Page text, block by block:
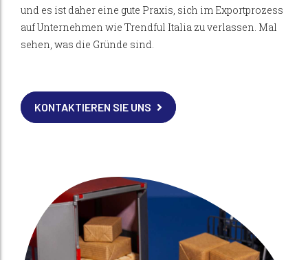
und es ist daher eine gute Praxis, sich im Exportprozess
auf Unternehmen wie Trendful Italia zu verlassen. Mal
sehen, was die Gründe sind.
KONTAKTIEREN SIE UNS